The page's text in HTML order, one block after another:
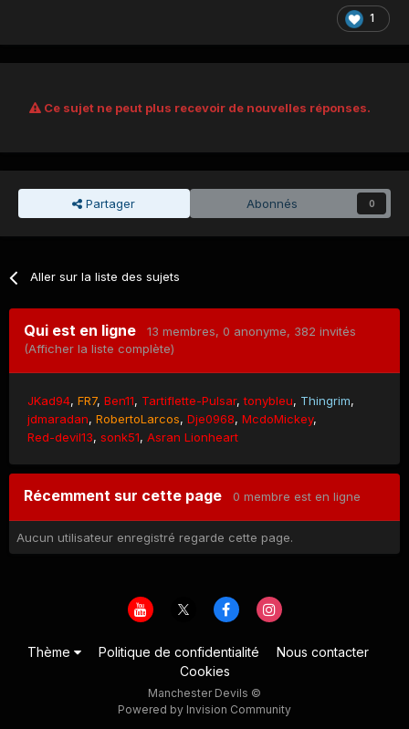
1
Ce sujet ne peut plus recevoir de nouvelles réponses.
Partager Abonnés 0
Aller sur la liste des sujets
Qui est en ligne 13 membres, 0 anonyme, 382 invités
(Afficher la liste complète)
JKad94 FR7 Ben11 Tartiflette-Pulsar tonybleu
Thingrim
jdmaradan RobertoLarcos Dje0968 McdoMickey
Red-devil13 sonk51 Asran Lionheart
Récemment sur cette page 0 membre est en ligne
Aucun utilisateur enregistré regarde cette page.
Thème Politique de confidentialité
Nous contacter
Cookies
Manchester Devils ©
Powered by Invision Community